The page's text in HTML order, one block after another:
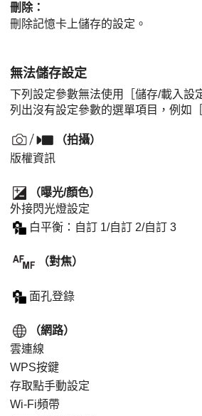
刪除：
刪除記憶卡上儲存的設定。
無法儲存設定
下列設定參數無法使用 ［儲存/載入設
列出沒有設定參數的選單項目，例如
（拍攝）
版權資訊
（曝光/顏色）
外接閃光燈設定
白平衡： 自訂 1/自訂 2/自訂 3
（對焦）
面孔登錄
（網路）
雲連線
WPS按鍵
存取點手動設定
Wi-Fi頻帶